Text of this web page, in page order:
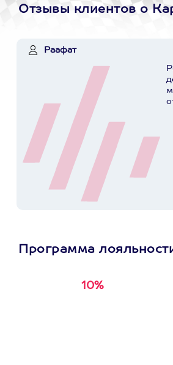
Отзывы клиентов о
Раафат
Программа
10%